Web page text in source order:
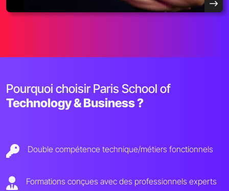
Pourquoi choisir Paris School of
Technology & Business ?
Double compétence technique/métiers fonctionnels
Formations conçues avec des professionnels experts